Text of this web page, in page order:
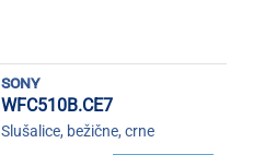
sony
WFC510B.CE7
Slušalice, bežične, crne